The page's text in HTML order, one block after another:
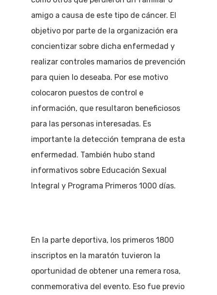
amigo a causa de este tipo de cáncer. El
objetivo por parte de la organización era
concientizar sobre dicha enfermedad y
realizar controles mamarios de prevención
para quien lo deseaba. Por ese motivo
colocaron puestos de control e
información, que resultaron beneficiosos
para las personas interesadas. Es
importante la detección temprana de esta
enfermedad. También hubo stand
informativos sobre Educación Sexual
Integral y Programa Primeros 1000 días.
En la parte deportiva, los primeros 1800
inscriptos en la maratón tuvieron la
oportunidad de obtener una remera rosa,
conmemorativa del evento. Eso fue previo